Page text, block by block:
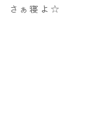
さぁ寝よ☆